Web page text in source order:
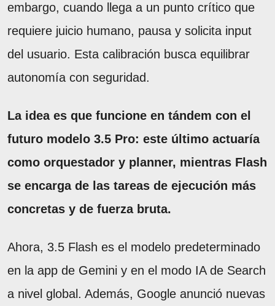
embargo, cuando llega a un punto crítico que
requiere juicio humano, pausa y solicita input
del usuario. Esta calibración busca equilibrar
autonomía con seguridad.
La idea es que funcione en tándem con el
futuro modelo 3.5 Pro: este último actuaría
como orquestador y planner, mientras Flash
se encarga de las tareas de ejecución más
concretas y de fuerza bruta.
Ahora, 3.5 Flash es el modelo predeterminado
en la app de Gemini y en el modo IA de Search
a nivel global. Además, Google anunció nuevas